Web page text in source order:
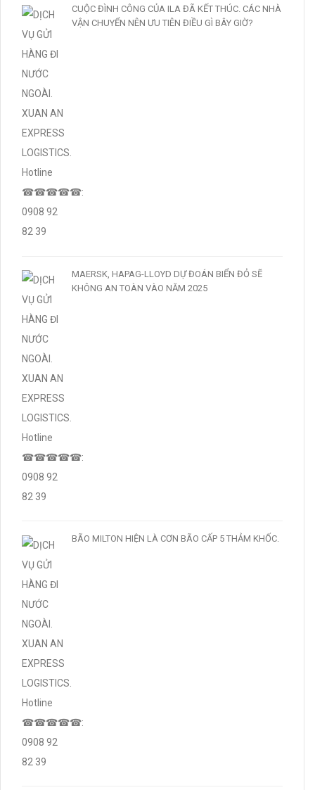
CUỘC ĐÌNH CÔNG CỦA ILA ĐÃ KẾT THÚC. CÁC NHÀ
VẬN CHUYỂN NÊN ƯU TIÊN ĐIỀU GÌ BÂY GIỜ?
MAERSK, HAPAG-LLOYD DỰ ĐOÁN BIỂN ĐỎ SẼ
KHÔNG AN TOÀN VÀO NĂM 2025
BÃO MILTON HIỆN LÀ CƠN BÃO CẤP 5 THẢM KHỐC.